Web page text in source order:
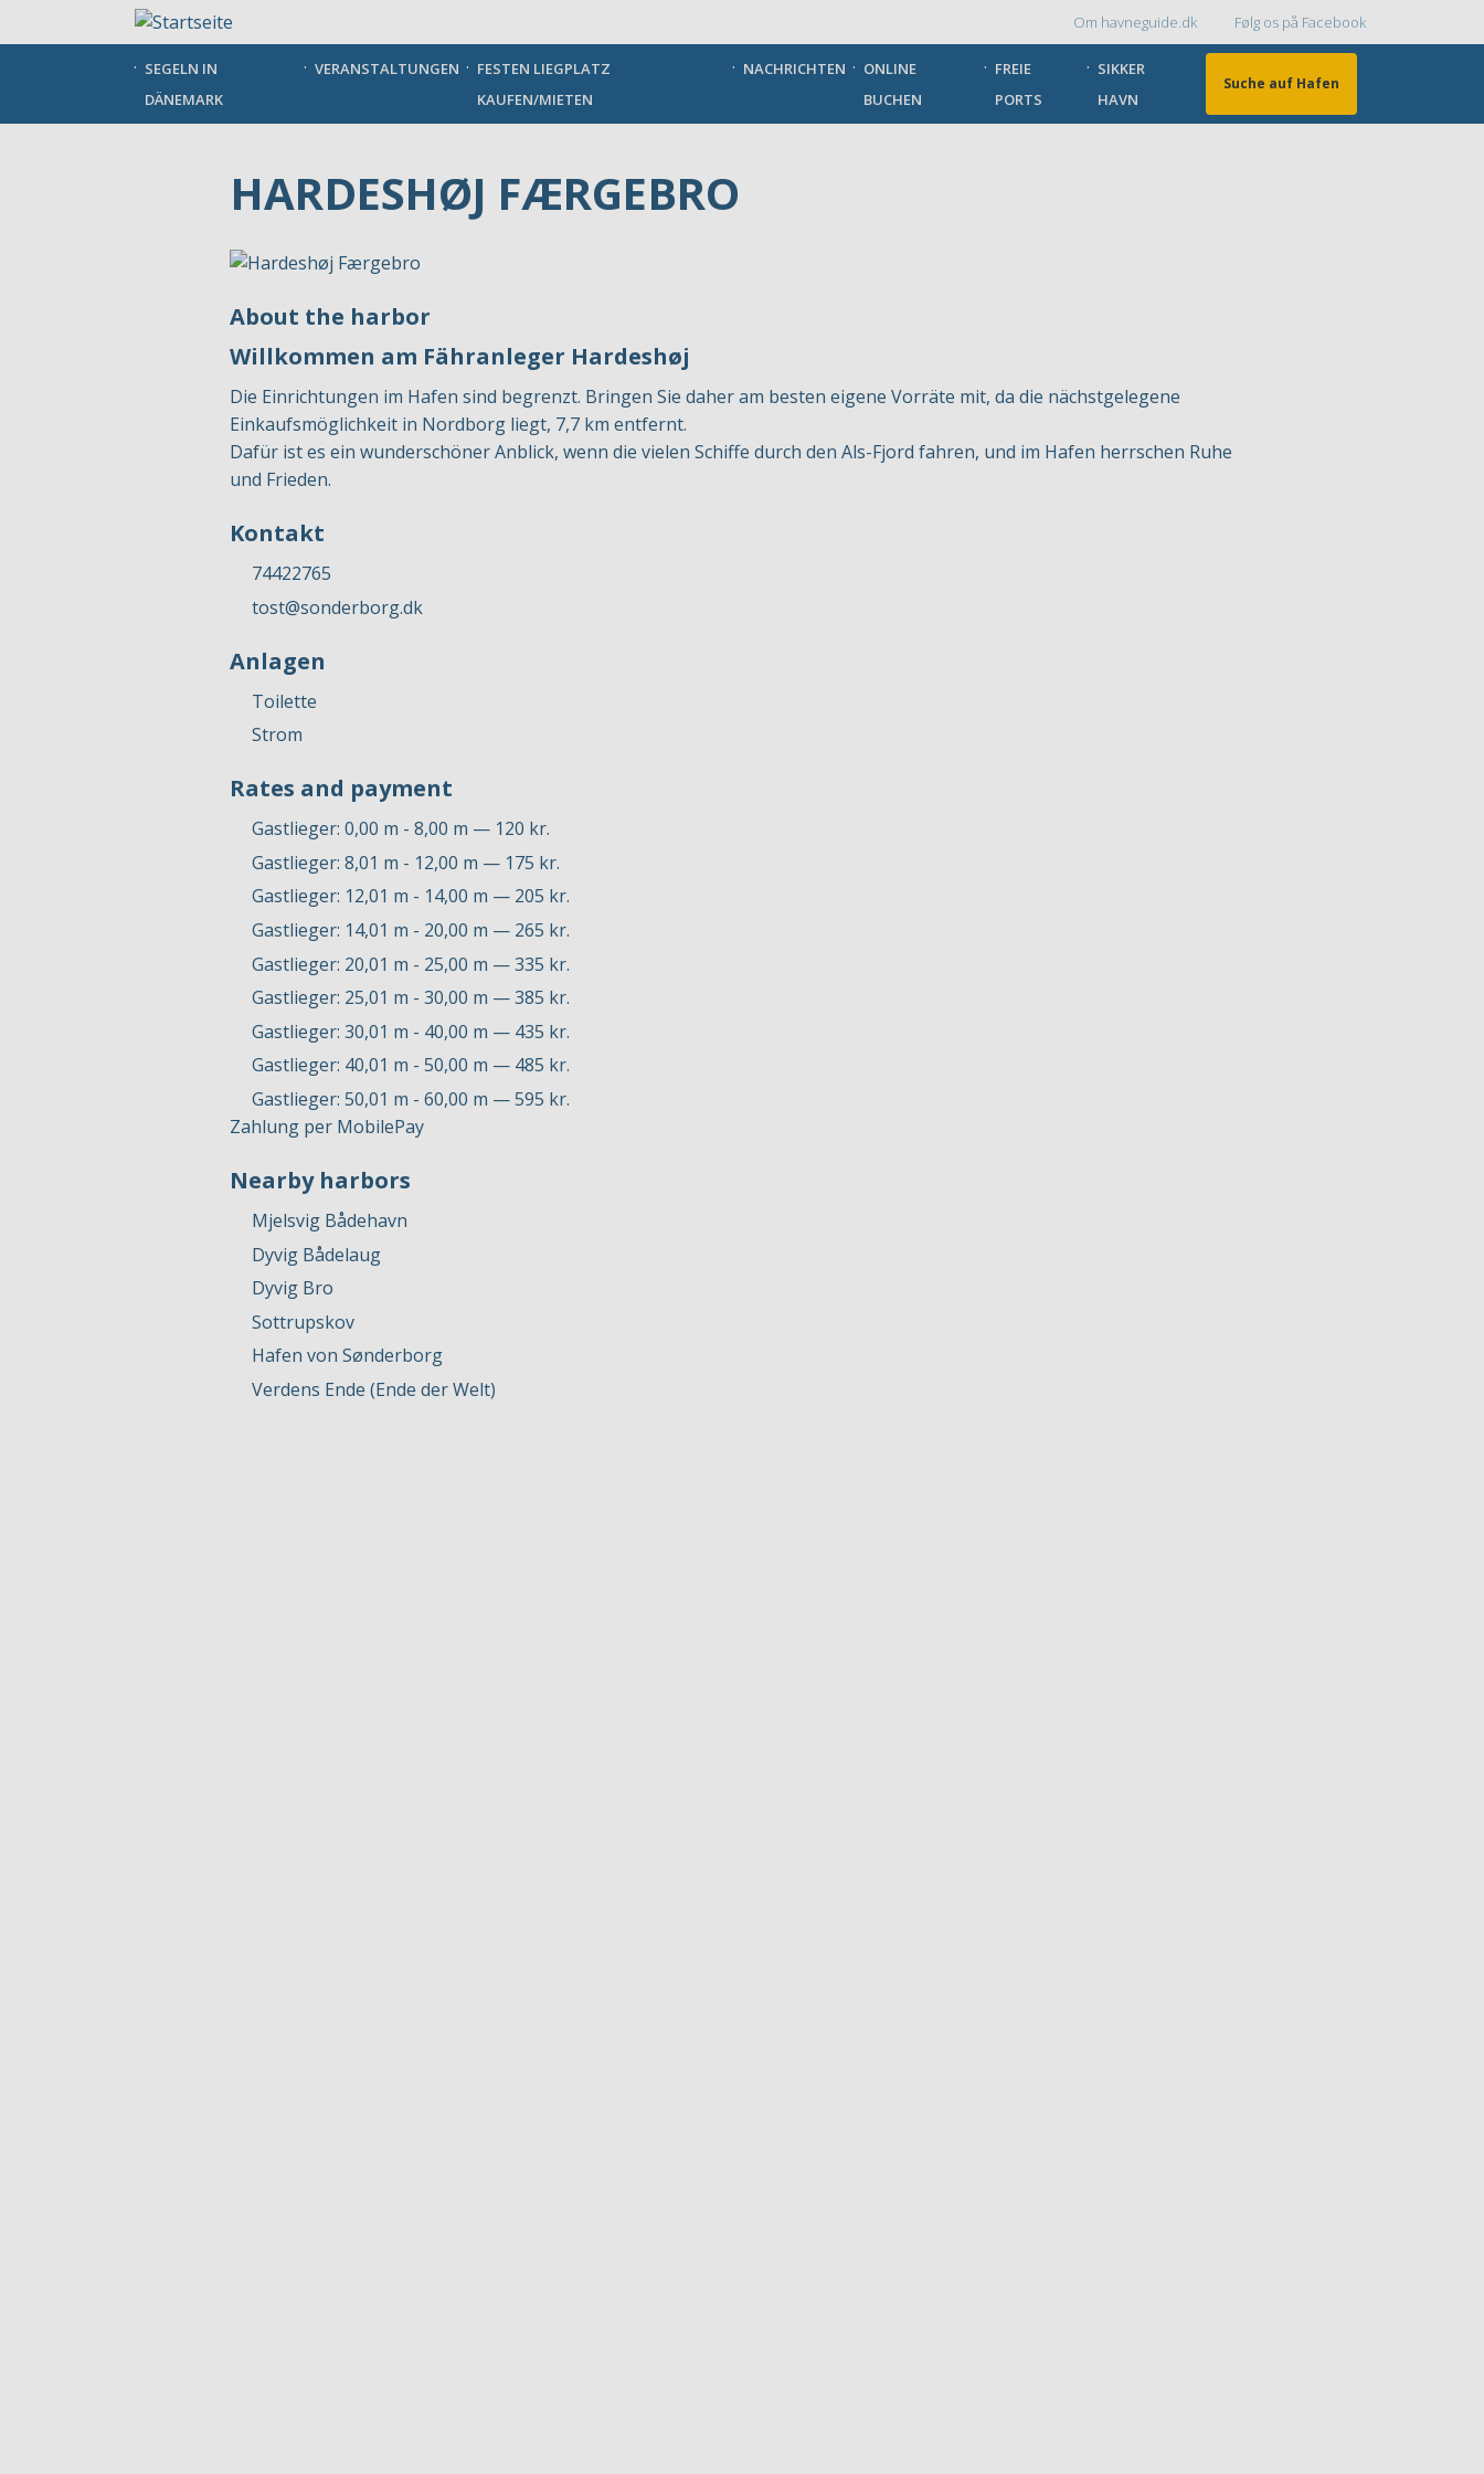
zum
Topmenu
Om havneguide.dk Følg os på Facebook
SEGELN IN
DÄNEMARK
VERANSTALTUNGEN
FESTEN LIEGPLATZ
KAUFEN/MIETEN
NACHRICHTEN
ONLINE
BUCHEN
FREIE
PORTS
SIKKER
HAVN
Suche auf Hafen
HARDESHØJ FÆRGEBRO
About the harbor
Willkommen am Fähranleger Hardeshøj
Die Einrichtungen im Hafen sind begrenzt. Bringen Sie daher am besten eigene Vorräte mit, da die nächstgelegene
Einkaufsmöglichkeit in Nordborg liegt, 7,7 km entfernt.
Dafür ist es ein wunderschöner Anblick, wenn die vielen Schiffe durch den Als-Fjord fahren, und im Hafen herrschen Ruhe
und Frieden.
Kontakt
74422765
tost@sonderborg.dk
Anlagen
Toilette
Strom
Rates and payment
Gastlieger: 0,00 m - 8,00 m — 120 kr.
Gastlieger: 8,01 m - 12,00 m — 175 kr.
Gastlieger: 12,01 m - 14,00 m — 205 kr.
Gastlieger: 14,01 m - 20,00 m — 265 kr.
Gastlieger: 20,01 m - 25,00 m — 335 kr.
Gastlieger: 25,01 m - 30,00 m — 385 kr.
Gastlieger: 30,01 m - 40,00 m — 435 kr.
Gastlieger: 40,01 m - 50,00 m — 485 kr.
Gastlieger: 50,01 m - 60,00 m — 595 kr.
Zahlung per MobilePay
Nearby harbors
Mjelsvig Bådehavn
Dyvig Bådelaug
Dyvig Bro
Sottrupskov
Hafen von Sønderborg
Verdens Ende (Ende der Welt)